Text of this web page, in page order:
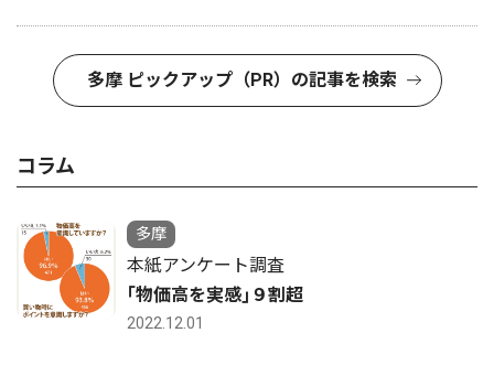
多摩 ピックアップ（PR）の記事を検索
コラム
多摩
本紙アンケート調査
｢物価高を実感｣９割超
2022.12.01